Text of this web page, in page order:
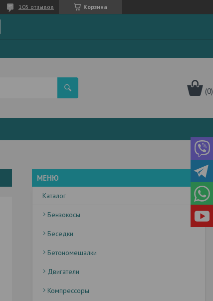
Корзина
105 отзывов
Каталог
Бензокосы
Беседки
Бетономешалки
Двигатели
Компрессоры